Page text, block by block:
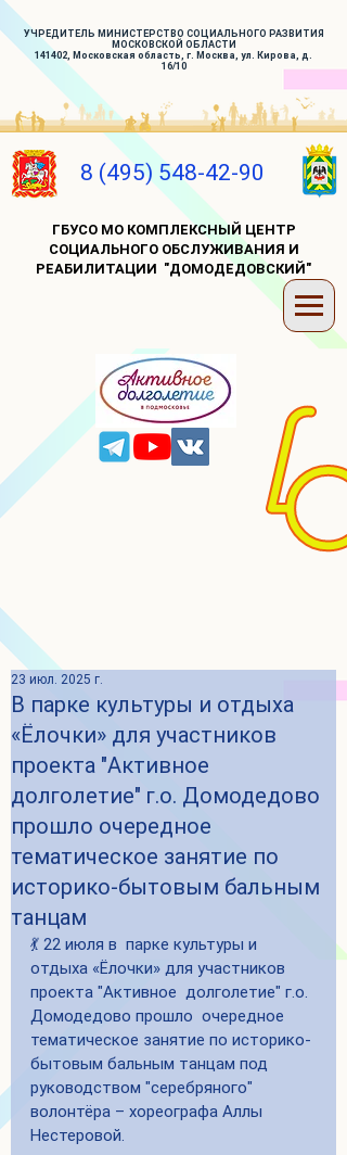
УЧРЕДИТЕЛЬ МИНИСТЕРСТВО СОЦИАЛЬНОГО РАЗВИТИЯ
МОСКОВСКОЙ ОБЛАСТИ
141402, Московская область, г. Москва, ул. Кирова, д.
16/10
8 (495) 548-42-90
ГБУСО МО КОМПЛЕКСНЫЙ ЦЕНТР
СОЦИАЛЬНОГО ОБСЛУЖИВАНИЯ И
РЕАБИЛИТАЦИИ "ДОМОДЕДОВСКИЙ"
В парке культуры и отдыха
«Ёлочки» для участников
проекта "Активное
долголетие" г.о. Домодедово
прошло очередное
тематическое занятие по
историко-бытовым бальным
танцам
23 июл. 2025 г.
💃 22 июля в  парке культуры и
отдыха «Ёлочки» для участников
проекта "Активное  долголетие" г.о.
Домодедово прошло  очередное
тематическое занятие по историко-
бытовым бальным танцам под
руководством "серебряного"
волонтёра – хореографа Аллы
Нестеровой.